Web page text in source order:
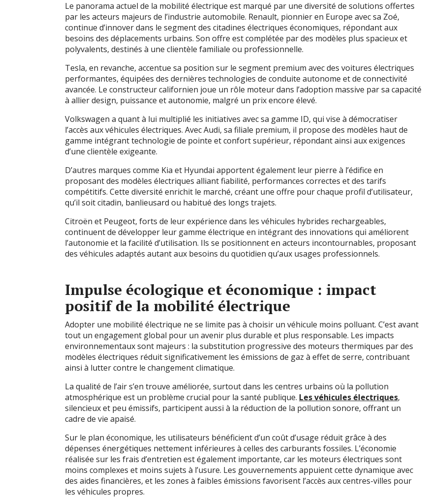
Le panorama actuel de la mobilité électrique est marqué par une diversité de solutions offertes
par les acteurs majeurs de l’industrie automobile. Renault, pionnier en Europe avec sa Zoé,
continue d’innover dans le segment des citadines électriques économiques, répondant aux
besoins des déplacements urbains. Son offre est complétée par des modèles plus spacieux et
polyvalents, destinés à une clientèle familiale ou professionnelle.
Tesla, en revanche, accentue sa position sur le segment premium avec des voitures électriques
performantes, équipées des dernières technologies de conduite autonome et de connectivité
avancée. Le constructeur californien joue un rôle moteur dans l’adoption massive par sa capacité
à allier design, puissance et autonomie, malgré un prix encore élevé.
Volkswagen a quant à lui multiplié les initiatives avec sa gamme ID, qui vise à démocratiser
l’accès aux véhicules électriques. Avec Audi, sa filiale premium, il propose des modèles haut de
gamme intégrant technologie de pointe et confort supérieur, répondant ainsi aux exigences
d’une clientèle exigeante.
D’autres marques comme Kia et Hyundai apportent également leur pierre à l’édifice en
proposant des modèles électriques alliant fiabilité, performances correctes et des tarifs
compétitifs. Cette diversité enrichit le marché, créant une offre pour chaque profil d’utilisateur,
qu’il soit citadin, banlieusard ou habitué des longs trajets.
Citroën et Peugeot, forts de leur expérience dans les véhicules hybrides rechargeables,
continuent de développer leur gamme électrique en intégrant des innovations qui améliorent
l’autonomie et la facilité d’utilisation. Ils se positionnent en acteurs incontournables, proposant
des véhicules adaptés autant aux besoins du quotidien qu’aux usages professionnels.
Impulse écologique et économique : impact
positif de la mobilité électrique
Adopter une mobilité électrique ne se limite pas à choisir un véhicule moins polluant. C’est avant
tout un engagement global pour un avenir plus durable et plus responsable. Les impacts
environnementaux sont majeurs : la substitution progressive des moteurs thermiques par des
modèles électriques réduit significativement les émissions de gaz à effet de serre, contribuant
ainsi à lutter contre le changement climatique.
La qualité de l’air s’en trouve améliorée, surtout dans les centres urbains où la pollution
atmosphérique est un problème crucial pour la santé publique. Les véhicules électriques,
silencieux et peu émissifs, participent aussi à la réduction de la pollution sonore, offrant un
cadre de vie apaisé.
Sur le plan économique, les utilisateurs bénéficient d’un coût d’usage réduit grâce à des
dépenses énergétiques nettement inférieures à celles des carburants fossiles. L’économie
réalisée sur les frais d’entretien est également importante, car les moteurs électriques sont
moins complexes et moins sujets à l’usure. Les gouvernements appuient cette dynamique avec
des aides financières, et les zones à faibles émissions favorisent l’accès aux centres-villes pour
les véhicules propres.